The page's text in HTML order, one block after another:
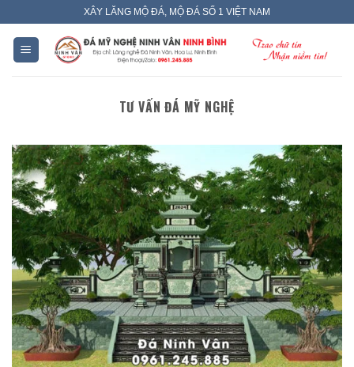
content
XÂY LĂNG MỘ ĐÁ, MỘ ĐÁ SỐ 1 VIỆT NAM
TƯ VẤN ĐÁ MỸ NGHỆ